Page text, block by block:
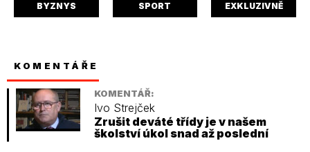
BYZNYS SPORT EXKLUZIVNĚ
KOMENTÁŘE
KOMENTÁŘ:
Ivo Strejček
Zrušit deváté třídy je v našem
školství úkol snad až poslední